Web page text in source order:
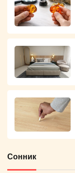
Сонник